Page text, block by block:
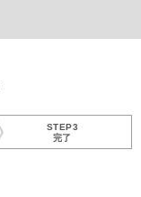
STEP3
完了